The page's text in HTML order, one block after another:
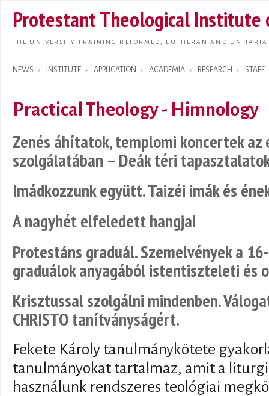
main
Protestant Theological Institute
THE UNIVERSITY TRAINING REFORMED, LUTHERAN AND
NEWS INSTITUTE APPLICATION ACADEMIA RESEARCH STAFF
Search form
Practical Theology - Himnology
Zenés áhítatok, templomi koncertek az
szolgálatában – Deák téri
Imádkozzunk együtt. Taizéi imák és
A nagyhét elfeledett hangjai
Protestáns graduál. Szemelvények a
graduálok anyagából istentiszteleti és
Krisztussal szolgálni mindenben.
CHRISTO tanítványságért.
Fekete Károly tanulmánykötete
tanulmányokat tartalmaz, amit a
használunk rendszeres teológiai